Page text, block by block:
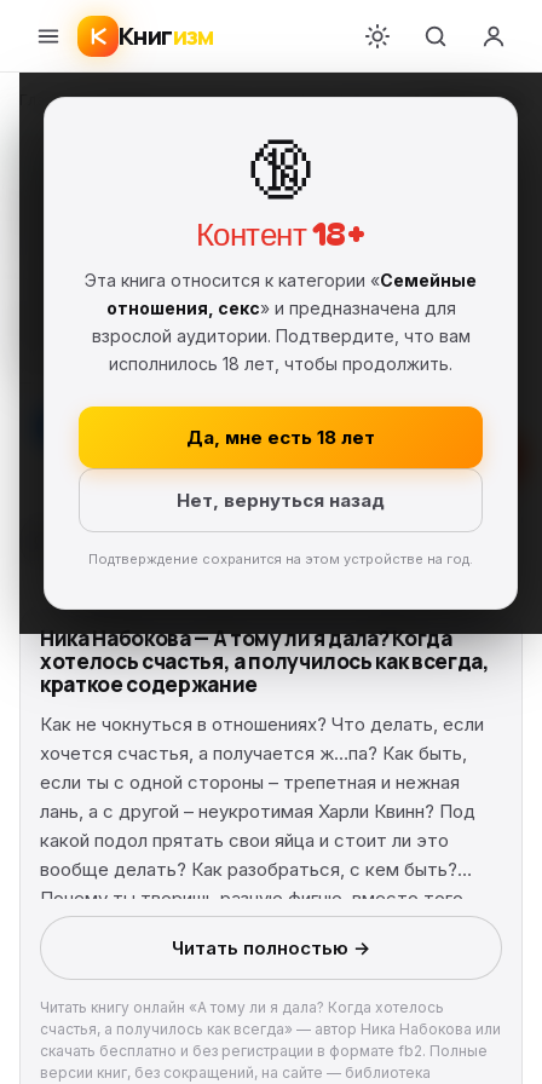
Книгизм
🔞
Контент 18+
Эта книга относится к категории «Семейные
отношения, секс» и предназначена для
взрослой аудитории. Подтвердите, что вам
исполнилось 18 лет, чтобы продолжить.
Да, мне есть 18 лет
Нет, вернуться назад
Подтверждение сохранится на этом устройстве на год.
Главная›Семейные отношения, секс›Ника Набокова›А тому ли я
А тому ли я дала? Когда
хотелось счастья, а
получилось как всегда
НН Ника Набокова
Семейные отношения, секс
Секс и семейная психология
Ника Набокова — А тому ли я дала? Когда
хотелось счастья, а получилось как всегда,
краткое содержание
Как не чокнуться в отношениях? Что делать, если
хочется счастья, а получается ж…па? Как быть,
если ты с одной стороны – трепетная и нежная
лань, а с другой – неукротимая Харли Квинн? Под
какой подол прятать свои яйца и стоит ли это
вообще делать? Как разобраться, с кем быть?
Почему ты творишь разную фигню, вместо того
чтобы быть счастливой? Представь, что ты нашла
чужой дневник, и в нем – прямо как про себя
читаешь. Измены, зависимые отношения, похожая
на ад любовь, одиночество, страхи, сомнения,
метания. Реальные истории о том, что неудобно,
стыдно, страшно обсуждать. Иди на ручки, во всем
Читать полностью →
Читать книгу онлайн «А тому ли я дала? Когда хотелось
счастья, а получилось как всегда» — автор Ника Набокова или
скачать бесплатно и без регистрации в формате fb2. Полные
версии книг, без сокращений, на сайте — библиотека